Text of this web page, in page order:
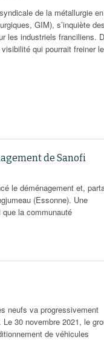
de la finance
de luxe
une nouvelle
2026 : la CCI livre 23
l’économie parisienne- 20
Exclusif –
feuille de
juillet 2026
À Paris, les
redessinent
de la métallurgie
GIM), s’inquiète des
les industriels franciliens.
qui pourrait freiner
de Sanofi
le déménagement et,
(Essonne). Une
la communauté
neufs va progressivement
30 novembre 2021, le
de véhicules